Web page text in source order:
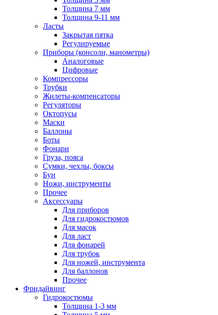
Толщина 7 мм
Толщина 9-11 мм
Ласты
Закрытая пятка
Регулируемые
Приборы (консоли, манометры)
Аналоговые
Цифровые
Компрессоры
Трубки
Жилеты-компенсаторы
Регуляторы
Октопусы
Маски
Баллоны
Боты
Фонари
Груза, пояса
Сумки, чехлы, боксы
Буи
Ножи, инструменты
Прочее
Аксессуары
Для приборов
Для гидрокостюмов
Для масок
Для ласт
Для фонарей
Для трубок
Для ножей, инструмента
Для баллонов
Прочее
Фридайвинг
Гидрокостюмы
Толщина 1-3 мм